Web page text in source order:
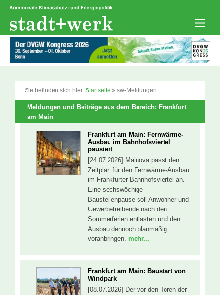
Zum
springen
Sie befinden sich hier: Startseite » sw-Meldungen
Meldungen und Beiträge aus dem Bereich: Frankfurt
am Main
Frankfurt am Main: Fernwärme-
Ausbau im Bahnhofsviertel
pausiert
[24.07.2026] Mainova passt den
Zeitplan für den Fernwärme-Ausbau
im Frankfurter Bahnhofsviertel an.
Eine sechswöchige
Baustellenpause soll Anwohner und
Gewerbetreibende nach den
Sommerferien entlasten und den
Ausbau dennoch planmäßig
voranbringen. mehr...
Frankfurt am Main: Baustart von
Windpark
[08.07.2026] Der vor den Toren der